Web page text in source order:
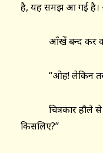
है, यह समझ आ गई है।
आँखें बन्द कर कहते
‘‘ओह! लेकिन
चित्रकार हौले से
किसलिए?’’